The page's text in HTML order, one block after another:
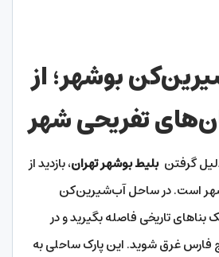
بوشهر؛ از
تفریحی شهر
گرفتنبلیط بوشهر تهران، بازدید از
است. در ساحل آب‌شیرین‌کن
تاریخی فاصله بگیرید و در
غرق شوید. این پارک ساحلی به